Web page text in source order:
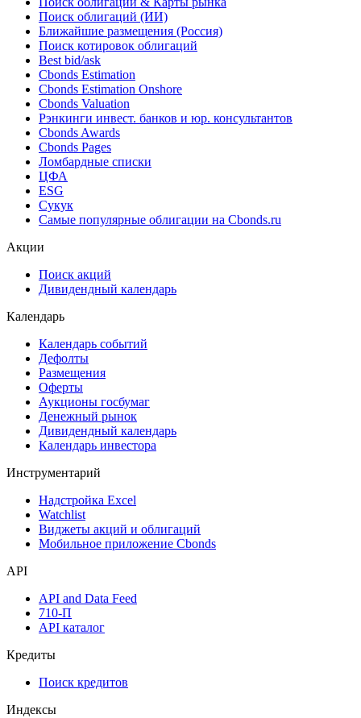
Облигации
Поиск облигаций & Карты рынка
Поиск облигаций (ИИ)
Ближайшие размещения (Россия)
Поиск котировок облигаций
Best bid/ask
Cbonds Estimation
Cbonds Estimation Onshore
Cbonds Valuation
Рэнкинги инвест. банков и юр. консультантов
Cbonds Awards
Cbonds Pages
Ломбардные списки
ESG
Самые популярные облигации на Cbonds.ru
Дивидендный календарь
Календарь
Календарь событий
Дефолты
Размещения
Оферты
Аукционы госбумаг
Денежный рынок
Календарь инвестора
Инструментарий
Надстройка Excel
Мобильное приложение Cbonds
API
API and Data Feed
API каталог
Кредиты